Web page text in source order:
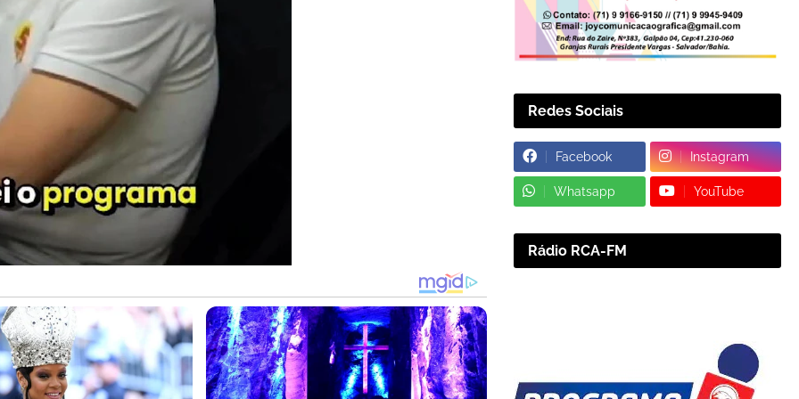
Redes Sociais
Facebook Instagram
Whatsapp YouTube
Rádio RCA-FM